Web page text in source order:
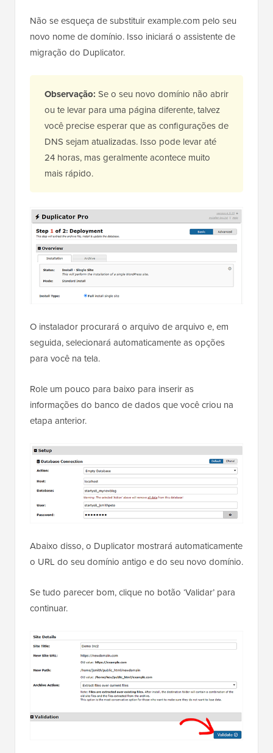
Não se esqueça de substituir example.com pelo seu
novo nome de domínio. Isso iniciará o assistente de
migração do Duplicator.
Observação: Se o seu novo domínio não abrir
ou te levar para uma página diferente, talvez
você precise esperar que as configurações de
DNS sejam atualizadas. Isso pode levar até
24 horas, mas geralmente acontece muito
mais rápido.
O instalador procurará o arquivo de arquivo e, em
seguida, selecionará automaticamente as opções
para você na tela.
Role um pouco para baixo para inserir as
informações do banco de dados que você criou na
etapa anterior.
Abaixo disso, o Duplicator mostrará automaticamente
o URL do seu domínio antigo e do seu novo domínio.
Se tudo parecer bom, clique no botão ‘Validar’ para
continuar.